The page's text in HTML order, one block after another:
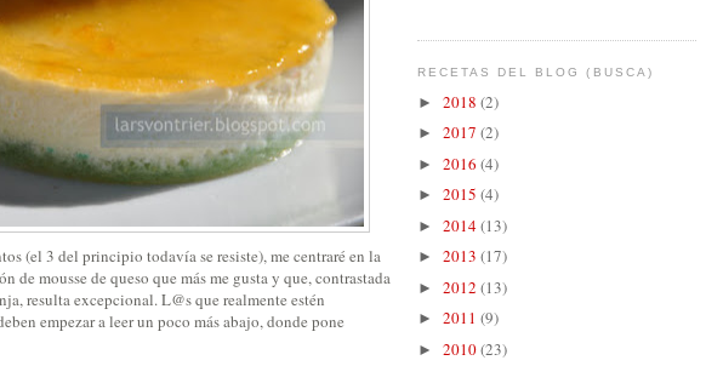
(el 3 del principio todavía se resiste), me centraré en la
de mousse de queso que más me gusta y que, contrastada
resulta excepcional. L@s que realmente estén
empezar a leer un poco más abajo, donde pone
RECETAS DEL BLOG (BUSCA)
► 2018 (2)
► 2017 (2)
► 2016 (4)
► 2015 (4)
► 2014(13)
► 2013 (17)
► 2012 (13)
► 2011 (9)
► 2010(23)